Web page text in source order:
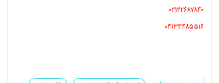
۰۲۱۲۲۶۸۷۸۴۰
۰۴۱۳۴۴۸۵۵۱۶